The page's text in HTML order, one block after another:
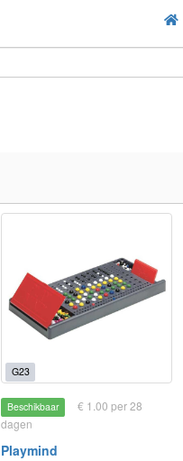
G23
Beschikbaar
€ 1.00 per 28
dagen
Playmind